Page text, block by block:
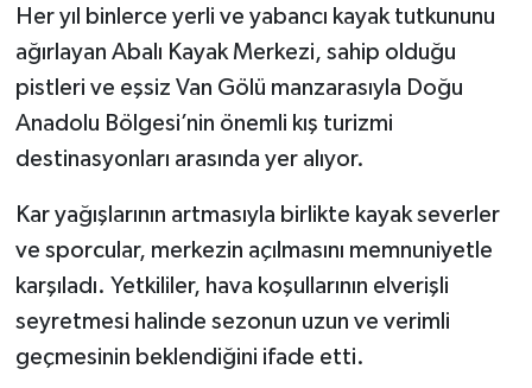
Her yıl binlerce yerli ve yabancı kayak tutkununu
ağırlayan Abalı Kayak Merkezi, sahip olduğu
pistleri ve eşsiz Van Gölü manzarasıyla Doğu
Anadolu Bölgesi’nin önemli kış turizmi
destinasyonları arasında yer alıyor.
Kar yağışlarının artmasıyla birlikte kayak severler
ve sporcular, merkezin açılmasını memnuniyetle
karşıladı. Yetkililer, hava koşullarının elverişli
seyretmesi halinde sezonun uzun ve verimli
geçmesinin beklendiğini ifade etti.